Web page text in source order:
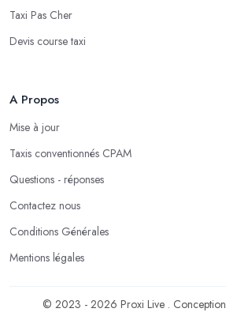
Taxi Pas Cher
Devis course taxi
A Propos
Mise à jour
Taxis conventionnés CPAM
Questions - réponses
Contactez nous
Conditions Générales
Mentions légales
© 2023 - 2026 Proxi Live . Conception